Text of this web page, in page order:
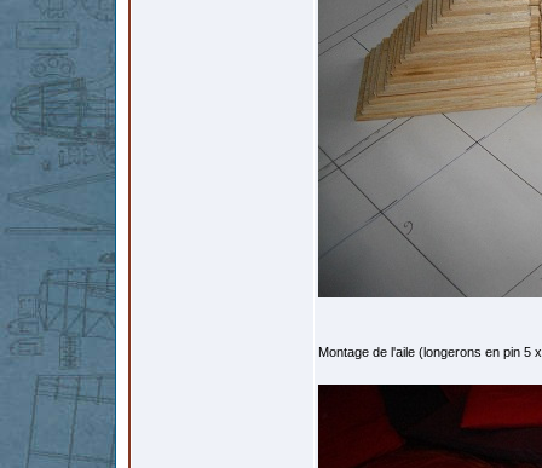
Montage de l'aile (longerons en pin 5